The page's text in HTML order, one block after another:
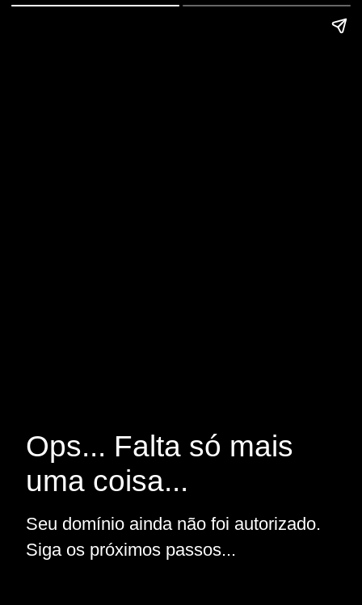
Ops... Falta só mais
uma coisa...
Seu domínio ainda não foi autorizado.
Siga os próximos passos...